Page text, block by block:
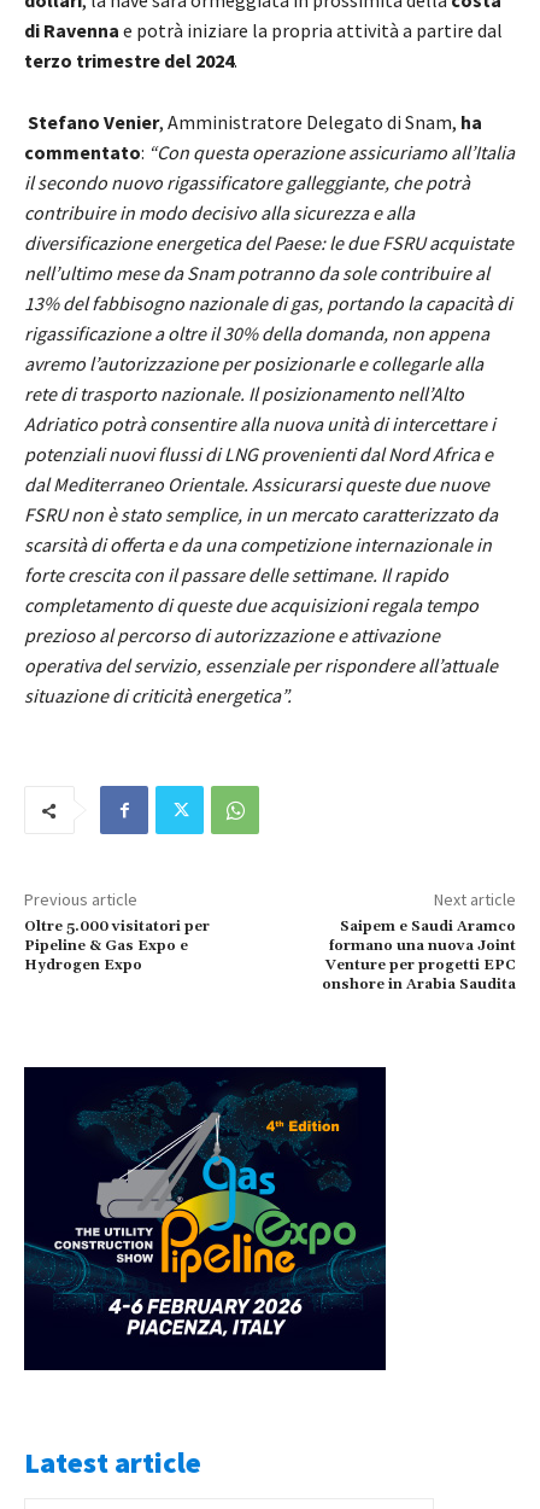
di Ravenna e potrà iniziare la propria attività a partire dal
terzo trimestre del 2024.
Stefano Venier, Amministratore Delegato di Snam, ha
commentato: “Con questa operazione assicuriamo all’Italia
il secondo nuovo rigassificatore galleggiante, che potrà
contribuire in modo decisivo alla sicurezza e alla
diversificazione energetica del Paese: le due FSRU acquistate
nell’ultimo mese da Snam potranno da sole contribuire al
13% del fabbisogno nazionale di gas, portando la capacità di
rigassificazione a oltre il 30% della domanda, non appena
avremo l’autorizzazione per posizionarle e collegarle alla
rete di trasporto nazionale. Il posizionamento nell’Alto
Adriatico potrà consentire alla nuova unità di intercettare i
potenziali nuovi flussi di LNG provenienti dal Nord Africa e
dal Mediterraneo Orientale. Assicurarsi queste due nuove
FSRU non è stato semplice, in un mercato caratterizzato da
scarsità di offerta e da una competizione internazionale in
forte crescita con il passare delle settimane. Il rapido
completamento di queste due acquisizioni regala tempo
prezioso al percorso di autorizzazione e attivazione
operativa del servizio, essenziale per rispondere all’attuale
situazione di criticità energetica”.
Previous article
Oltre 5.000 visitatori per
Pipeline & Gas Expo e
Hydrogen Expo
Next article
Saipem e Saudi Aramco
formano una nuova Joint
Venture per progetti EPC
onshore in Arabia Saudita
Latest article